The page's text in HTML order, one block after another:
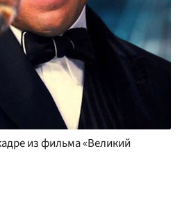
из фильма «Великий